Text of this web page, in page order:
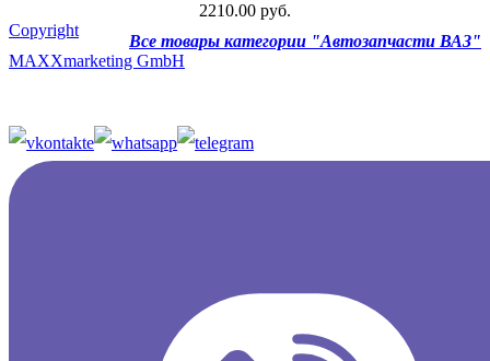
2210.00 руб.
Все товары категории "Автозапчасти ВАЗ"
Copyright
MAXXmarketing GmbH